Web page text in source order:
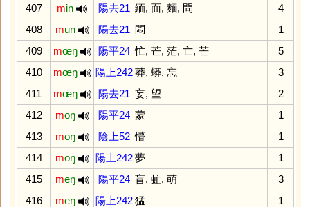
407
min 陽去21 緬, 面, 麵, 問
4
408
mun 陽去21 悶
1
409
mœŋ 陽平24 忙, 芒, 茫, 亡, 芒
5
410
mœŋ 陽上242 莽, 蟒, 忘
3
411
mœŋ 陽去21 妄, 望
2
412
moŋ 陽平24 蒙
1
413
moŋ 陰上52 懵
1
414
moŋ 陽上242 夢
1
415
meŋ 陽平24 盲, 虻, 萌
3
416
meŋ 陽上242 猛
1